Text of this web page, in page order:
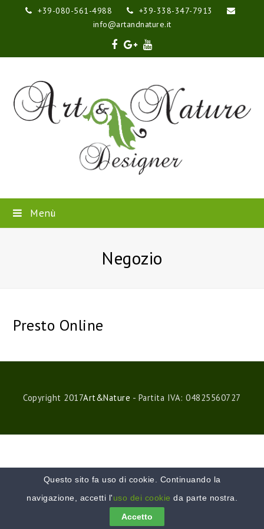
+39-080-561-4988
+39-338-347-7913
info@artandnature.it
Facebook
Google
Plus
Menù
Negozio
Presto Online
Copyright 2017Art&Nature - Partita IVA: 04825560727
Questo sito fa uso di cookie. Continuando la
navigazione, accetti l'uso dei cookie da parte nostra.
Accetto